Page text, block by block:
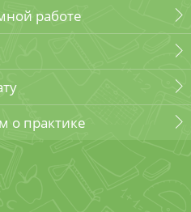
работе
о практике